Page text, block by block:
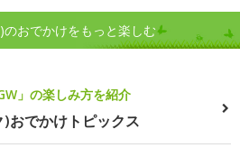
おでかけをもっと楽しむ
」の楽しみ方を紹介
おでかけトピックス